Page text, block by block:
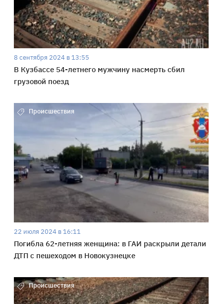
8 сентября 2024 в 13:55
В Кузбассе 54-летнего мужчину насмерть сбил
грузовой поезд
Происшествия
22 июля 2024 в 16:11
Погибла 62-летняя женщина: в ГАИ раскрыли детали
ДТП с пешеходом в Новокузнецке
Происшествия